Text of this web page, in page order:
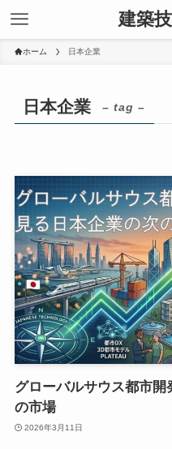
建築
ホーム 日本企業
日本企業 – tag –
グローバルサウス都市
の市場
2026年3月11日